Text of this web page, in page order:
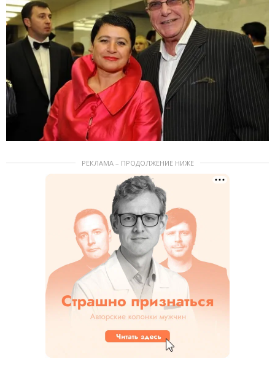
РЕКЛАМА – ПРОДОЛЖЕНИЕ НИЖЕ